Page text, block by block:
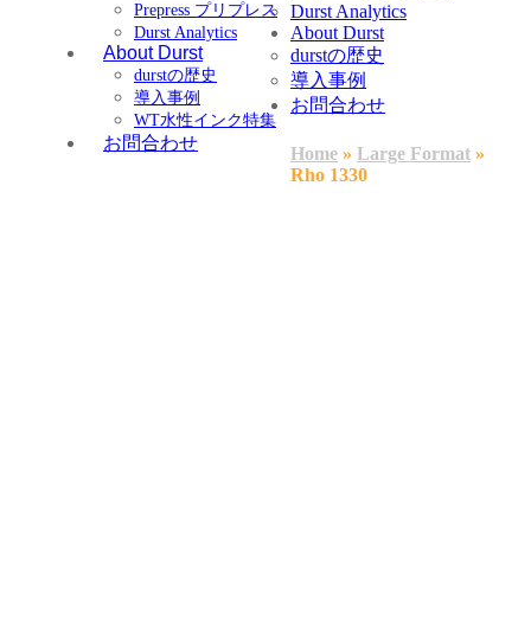
Prepress プリプレス
Durst Analytics
About Durst
durstの歴史
導入事例
WT水性インク特集
お問合わせ
Durst Analytics
About Durst
durstの歴史
導入事例
お問合わせ
Home » Large Format »
Rho 1330